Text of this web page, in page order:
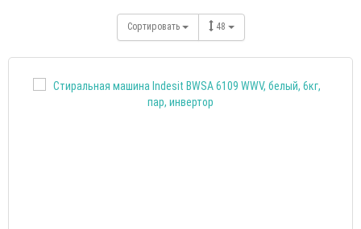
Сортировать 48